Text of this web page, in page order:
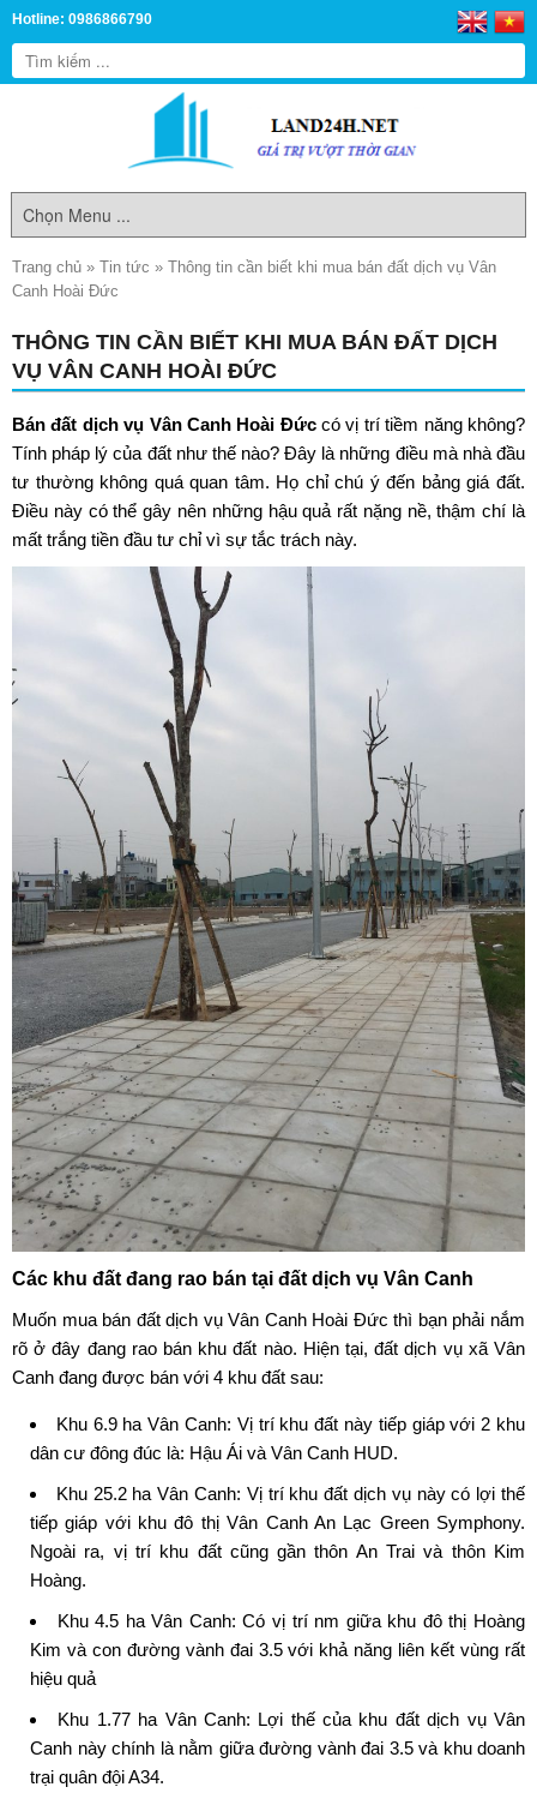
Hotline: 0986866790
Trang chủ » Tin tức » Thông tin cần biết khi mua bán đất dịch vụ Vân
Canh Hoài Đức
THÔNG TIN CẦN BIẾT KHI MUA BÁN ĐẤT DỊCH
VỤ VÂN CANH HOÀI ĐỨC
Bán đất dịch vụ Vân Canh Hoài Đứccó vị trí tiềm năng không?
Tính pháp lý của đất như thế nào? Đây là những điều mà nhà đầu
tư thường không quá quan tâm. Họ chỉ chú ý đến bảng giá đất.
Điều này có thể gây nên những hậu quả rất nặng nề, thậm chí là
mất trắng tiền đầu tư chỉ vì sự tắc trách này.
Các khu đất đang rao bán tại đất dịch vụ Vân Canh
Muốn mua bán đất dịch vụ Vân Canh Hoài Đức thì bạn phải nắm
rõ ở đây đang rao bán khu đất nào. Hiện tại, đất dịch vụ xã Vân
Canh đang được bán với 4 khu đất sau:
Khu 6.9 ha Vân Canh: Vị trí khu đất này tiếp giáp với 2 khu
dân cư đông đúc là: Hậu Ái và Vân Canh HUD.
Khu 25.2 ha Vân Canh: Vị trí khu đất dịch vụ này có lợi thế
tiếp giáp với khu đô thị Vân Canh An Lạc Green Symphony.
Ngoài ra, vị trí khu đất cũng gần thôn An Trai và thôn Kim
Hoàng.
Khu 4.5 ha Vân Canh: Có vị trí nm giữa khu đô thị Hoàng
Kim và con đường vành đai 3.5 với khả năng liên kết vùng rất
hiệu quả
Khu 1.77 ha Vân Canh: Lợi thế của khu đất dịch vụ Vân
Canh này chính là nằm giữa đường vành đai 3.5 và khu doanh
trại quân đội A34.